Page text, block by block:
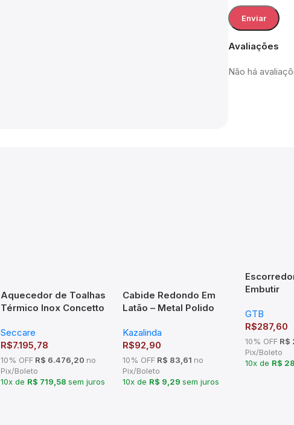
Avaliações
Não há
Aquecedor de Toalhas
Térmico Inox Concetto
Seccare
R$7.195,78
10% OFF R$ 6.476,20 no
Pix/Boleto
10x de R$ 719,58sem juros
Cabide Redondo Em
Latão – Metal Polido
Cobre TM-176602
Kazalinda
R$92,90
10% OFF R$ 83,61 no
Pix/Boleto
10x de R$ 9,29sem juros
Embutir
800mm
GTB
R$287,60
10% OFFR$
Pix/Boleto
10x de R$